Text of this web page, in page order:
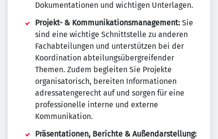
Dokumentationen und wichtigen Unterlagen.
Projekt- & Kommunikationsmanagement: Sie
sind eine wichtige Schnittstelle zu anderen
Fachabteilungen und unterstützen bei der
Koordination abteilungsübergreifender
Themen. Zudem begleiten Sie Projekte
organisatorisch, bereiten Informationen
adressatengerecht auf und sorgen für eine
professionelle interne und externe
Kommunikation.
Präsentationen, Berichte & Außendarstellung: